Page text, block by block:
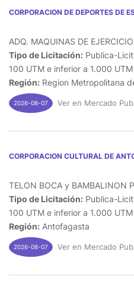
CORPORACION DE DEPORTES DE
ADQ. MAQUINAS DE
Tipo de Licitación: Publica-
100 UTM e inferior a 1.000 UTM
Región: Region Metropolitana
2026-08-07 Ver en Mercado
CORPORACION CULTURAL DE
TELON BOCA y BAMBALINON
Tipo de Licitación: Publica-
100 UTM e inferior a 1.000 UTM
Región: Antofagasta
2026-08-07 Ver en Mercado